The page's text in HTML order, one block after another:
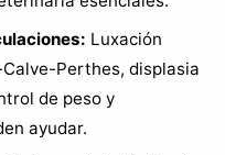
Luxación
Perthes, displasia
de peso y
ayudar.